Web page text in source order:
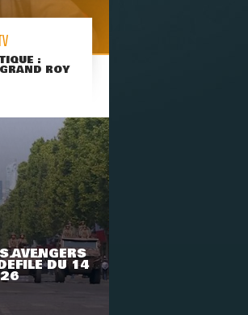
:
ROY
AVENGERS
DU 14